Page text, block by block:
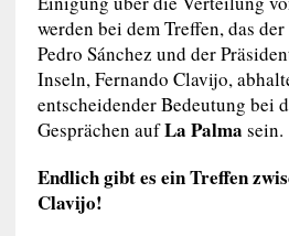
werden bei dem Treffen, das
Pedro Sánchez und der
Inseln, Fernando Clavijo,
entscheidender Bedeutung bei
Gesprächen aufLa Palma sein.
Endlich gibt es ein Treffen
Clavijo!